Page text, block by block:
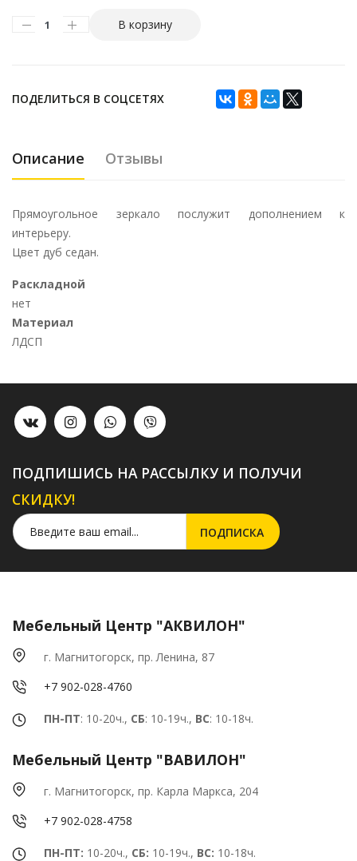
ПОДЕЛИТЬСЯ В СОЦСЕТЯХ
Описание Отзывы
Прямоугольное зеркало послужит дополнением к
интерьеру.
Цвет дуб седан.
Раскладной
нет
Материал
ЛДСП
ПОДПИШИСЬ НА РАССЫЛКУ И ПОЛУЧИ
СКИДКУ!
Мебельный Центр "АКВИЛОН"
г. Магнитогорск, пр. Ленина, 87
+7 902-028-4760
ПН-ПТ: 10-20ч., СБ: 10-19ч., ВС: 10-18ч.
Мебельный Центр "ВАВИЛОН"
г. Магнитогорск, пр. Карла Маркса, 204
+7 902-028-4758
ПН-ПТ: 10-20ч., СБ: 10-19ч., ВС: 10-18ч.